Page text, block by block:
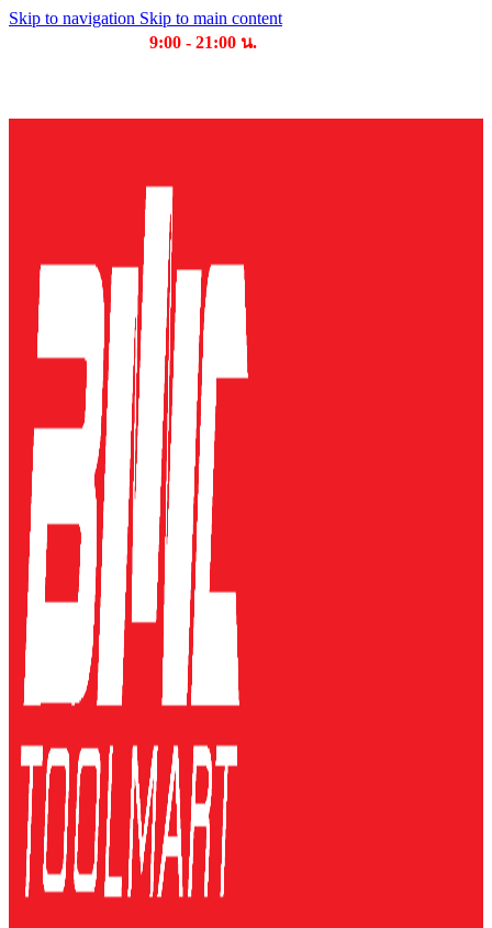
Skip to navigation Skip to main content
9:00 - 21:00 น.